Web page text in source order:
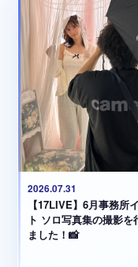
2026.07.31
【17LIVE】6月事務所
ト ソロ写真集の撮影を
ました！📸